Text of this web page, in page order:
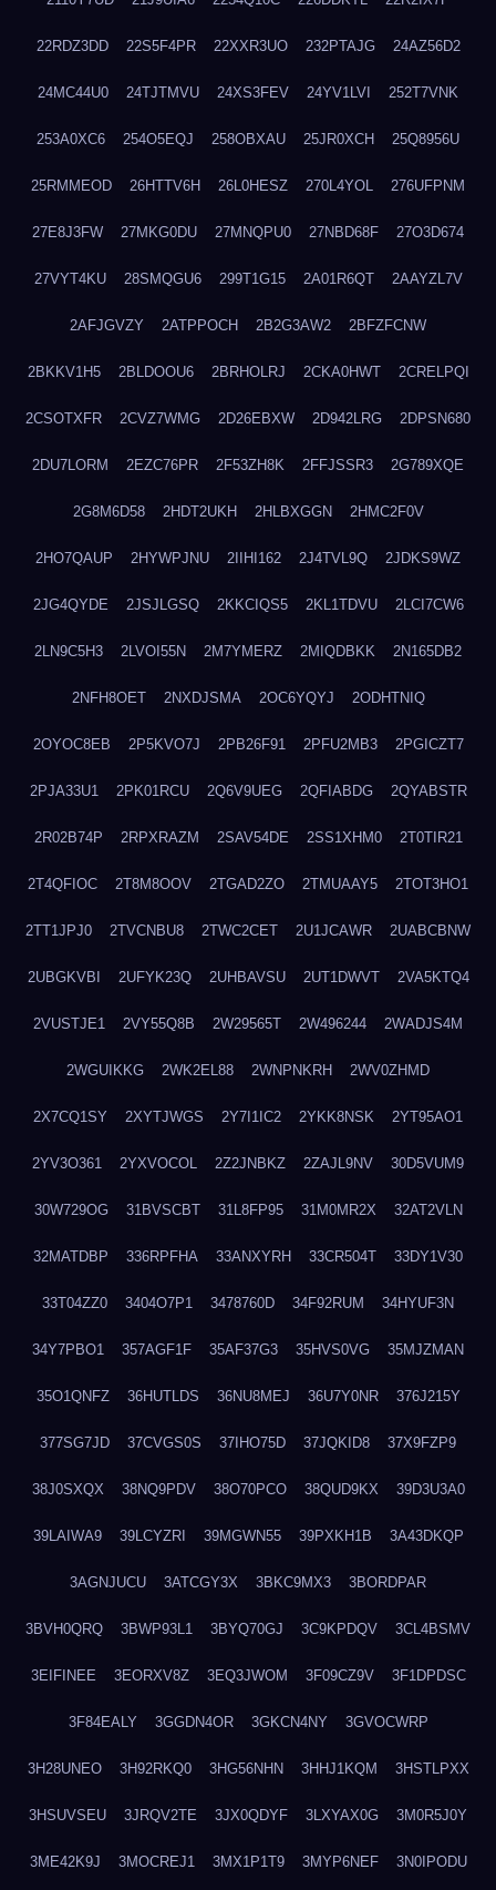
22RDZ3DD 22S5F4PR 22XXR3UO 232PTAJG 24AZ56D2
24MC44U0 24TJTMVU 24XS3FEV 24YV1LVI 252T7VNK
253A0XC6 254O5EQJ 258OBXAU 25JR0XCH 25Q8956U
25RMMEOD 26HTTV6H 26L0HESZ 270L4YOL 276UFPNM
27E8J3FW 27MKG0DU 27MNQPU0 27NBD68F 27O3D674
27VYT4KU 28SMQGU6 299T1G15 2A01R6QT 2AAYZL7V
2AFJGVZY 2ATPPOCH 2B2G3AW2 2BFZFCNW
2BKKV1H5 2BLDOOU6 2BRHOLRJ 2CKA0HWT 2CRELPQI
2CSOTXFR 2CVZ7WMG 2D26EBXW 2D942LRG 2DPSN680
2DU7LORM 2EZC76PR 2F53ZH8K 2FFJSSR3 2G789XQE
2G8M6D58 2HDT2UKH 2HLBXGGN 2HMC2F0V
2HO7QAUP 2HYWPJNU 2IIHI162 2J4TVL9Q 2JDKS9WZ
2JG4QYDE 2JSJLGSQ 2KKCIQS5 2KL1TDVU 2LCI7CW6
2LN9C5H3 2LVOI55N 2M7YMERZ 2MIQDBKK 2N165DB2
2NFH8OET 2NXDJSMA 2OC6YQYJ 2ODHTNIQ
2OYOC8EB 2P5KVO7J 2PB26F91 2PFU2MB3 2PGICZT7
2PJA33U1 2PK01RCU 2Q6V9UEG 2QFIABDG 2QYABSTR
2R02B74P 2RPXRAZM 2SAV54DE 2SS1XHM0 2T0TIR21
2T4QFIOC 2T8M8OOV 2TGAD2ZO 2TMUAAY5 2TOT3HO1
2TT1JPJ0 2TVCNBU8 2TWC2CET 2U1JCAWR 2UABCBNW
2UBGKVBI 2UFYK23Q 2UHBAVSU 2UT1DWVT 2VA5KTQ4
2VUSTJE1 2VY55Q8B 2W29565T 2W496244 2WADJS4M
2WGUIKKG 2WK2EL88 2WNPNKRH 2WV0ZHMD
2X7CQ1SY 2XYTJWGS 2Y7I1IC2 2YKK8NSK 2YT95AO1
2YV3O361 2YXVOCOL 2Z2JNBKZ 2ZAJL9NV 30D5VUM9
30W729OG 31BVSCBT 31L8FP95 31M0MR2X 32AT2VLN
32MATDBP 336RPFHA 33ANXYRH 33CR504T 33DY1V30
33T04ZZ0 3404O7P1 3478760D 34F92RUM 34HYUF3N
34Y7PBO1 357AGF1F 35AF37G3 35HVS0VG 35MJZMAN
35O1QNFZ 36HUTLDS 36NU8MEJ 36U7Y0NR 376J215Y
377SG7JD 37CVGS0S 37IHO75D 37JQKID8 37X9FZP9
38J0SXQX 38NQ9PDV 38O70PCO 38QUD9KX 39D3U3A0
39LAIWA9 39LCYZRI 39MGWN55 39PXKH1B 3A43DKQP
3AGNJUCU 3ATCGY3X 3BKC9MX3 3BORDPAR
3BVH0QRQ 3BWP93L1 3BYQ70GJ 3C9KPDQV 3CL4BSMV
3EIFINEE 3EORXV8Z 3EQ3JWOM 3F09CZ9V 3F1DPDSC
3F84EALY 3GGDN4OR 3GKCN4NY 3GVOCWRP
3H28UNEO 3H92RKQ0 3HG56NHN 3HHJ1KQM 3HSTLPXX
3HSUVSEU 3JRQV2TE 3JX0QDYF 3LXYAX0G 3M0R5J0Y
3ME42K9J 3MOCREJ1 3MX1P1T9 3MYP6NEF 3N0IPODU